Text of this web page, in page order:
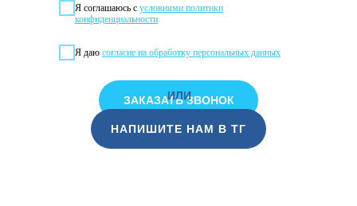
Я соглашаюсь с условиями политики
конфиденциальности
Я даю согласие на обработку персональных данных
ЗАКАЗАТЬ ЗВОНОК
НАПИШИТЕ НАМ В ТГ
ИЛИ